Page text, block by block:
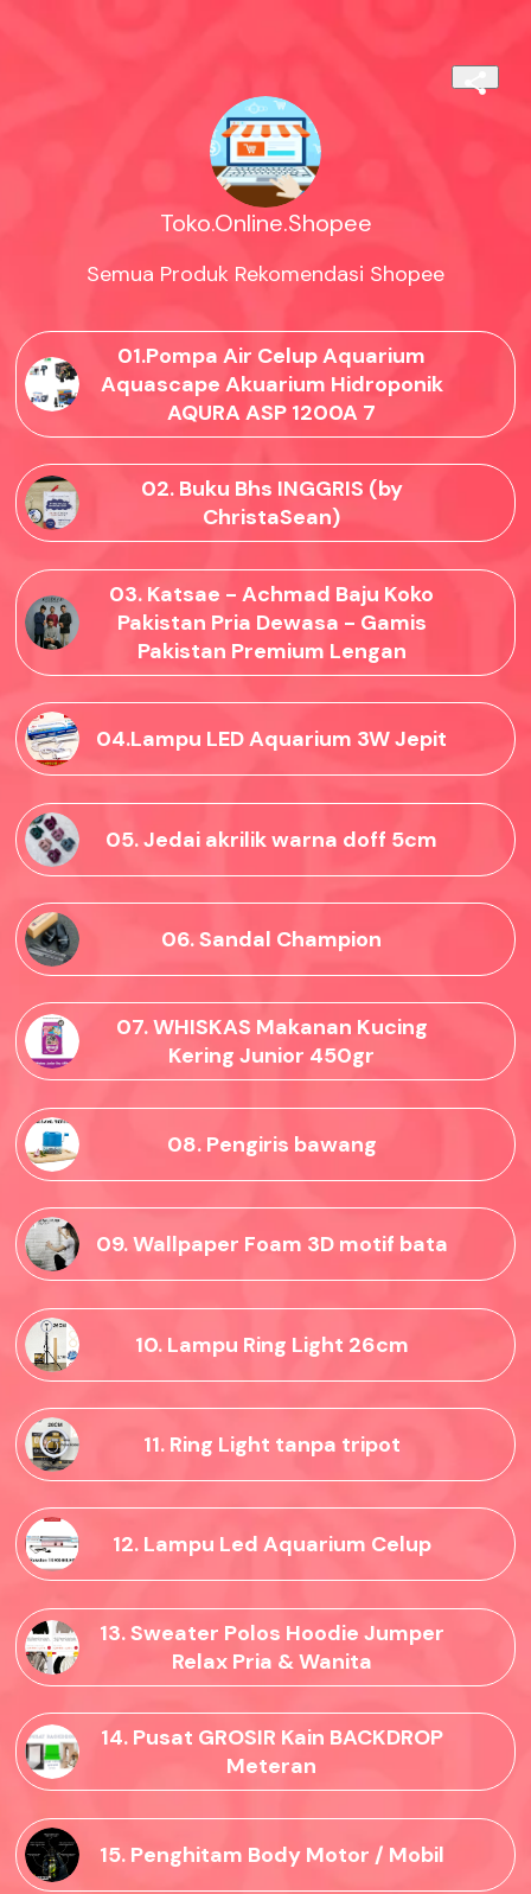
Toko.Online.Shopee
Semua Produk Rekomendasi Shopee
01.Pompa Air Celup Aquarium
Aquascape Akuarium Hidroponik
AQURA ASP 1200A 7
02. Buku Bhs INGGRIS (by
ChristaSean)
03. Katsae - Achmad Baju Koko
Pakistan Pria Dewasa - Gamis
Pakistan Premium Lengan
04.Lampu LED Aquarium 3W Jepit
05. Jedai akrilik warna doff 5cm
06. Sandal Champion
07. WHISKAS Makanan Kucing
Kering Junior 450gr
08. Pengiris bawang
09. Wallpaper Foam 3D motif bata
10. Lampu Ring Light 26cm
11. Ring Light tanpa tripot
12. Lampu Led Aquarium Celup
13. Sweater Polos Hoodie Jumper
Relax Pria & Wanita
14. Pusat GROSIR Kain BACKDROP
Meteran
15. Penghitam Body Motor / Mobil